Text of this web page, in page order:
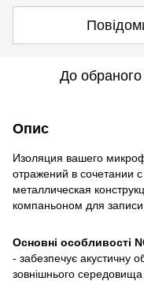
До обраного
Опис
Изоляция вашего
отражений в сочетании
металлическая
компаньоном для
Основні особливості
- забезпечує акустичну
зовнішнього середовища